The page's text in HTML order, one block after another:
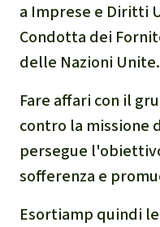
a Imprese e Diritti
Condotta dei
delle Nazioni Unite.
Fare affari con il
contro la missione
persegue
sofferenza e
Esortiamp quindi